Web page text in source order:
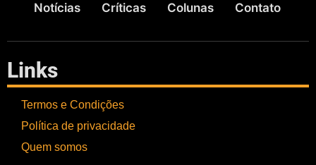
Notícias Críticas Colunas Contato
Links
Termos e Condições
Política de privacidade
Quem somos